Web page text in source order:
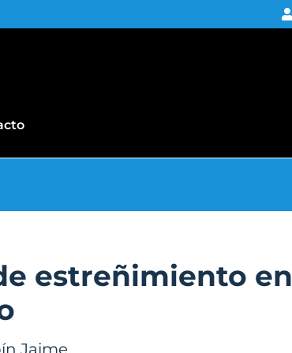
estreñimiento en
Jaime